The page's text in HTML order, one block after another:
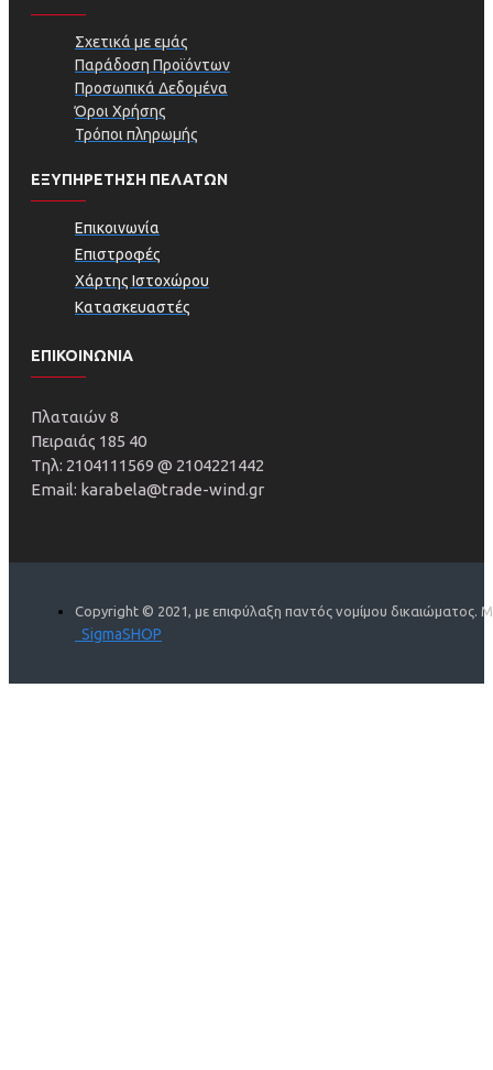
Σχετικά με εμάς
Παράδοση Προϊόντων
Προσωπικά Δεδομένα
Όροι Χρήσης
Τρόποι πληρωμής
ΕΞΥΠΗΡΕΤΗΣΗ ΠΕΛΑΤΩΝ
Επικοινωνία
Επιστροφές
Χάρτης Ιστοχώρου
Κατασκευαστές
ΕΠΙΚΟΙΝΩΝΙΑ
Πλαταιών 8
Πειραιάς 185 40
Τηλ: 2104111569 @ 2104221442
Email: karabela@trade-wind.gr
Copyright © 2021, με επιφύλαξη παντός νομίμου δικαιώματος.
SigmaSHOP